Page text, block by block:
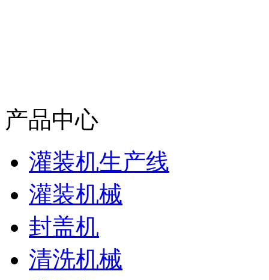
产品中心
灌装机生产线
灌装机械
封盖机
清洗机械